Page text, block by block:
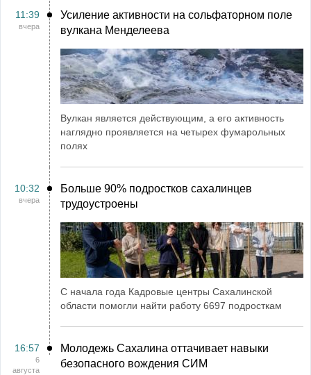
11:39
вчера
Усиление активности на сольфаторном поле
вулкана Менделеева
Вулкан является действующим, а его активность
наглядно проявляется на четырех фумарольных
полях
10:32
вчера
Больше 90% подростков сахалинцев
трудоустроены
С начала года Кадровые центры Сахалинской
области помогли найти работу 6697 подросткам
16:57
6
августа
Молодежь Сахалина оттачивает навыки
безопасного вождения СИМ